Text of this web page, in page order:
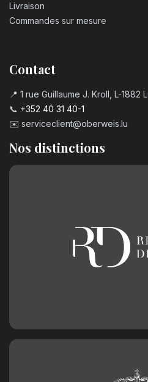
Livraison
Commandes sur mesure
Contact
📍 1 rue Guillaume J. Kroll, L-1882
📞 +352 40 31 40-1
✉️ serviceclient@oberweis.lu
Nos distinctions